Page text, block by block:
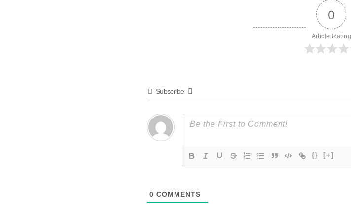
0
Article Rating
Subscribe
{} [+]
0 COMMENTS